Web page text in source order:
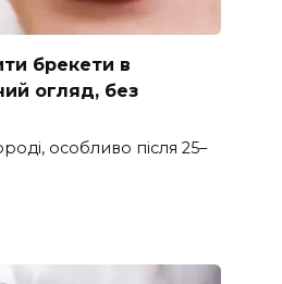
брекети в
огляд, без
особливо після 25–